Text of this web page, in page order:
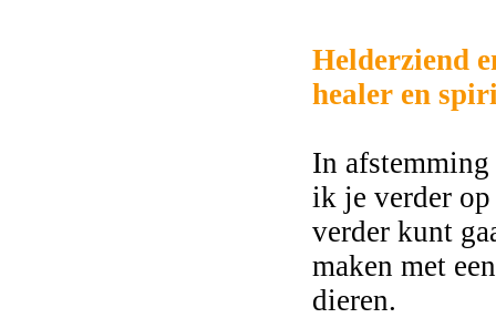
Helderziend
healer en
In
ik je verder
verder kunt
maken met
dieren.